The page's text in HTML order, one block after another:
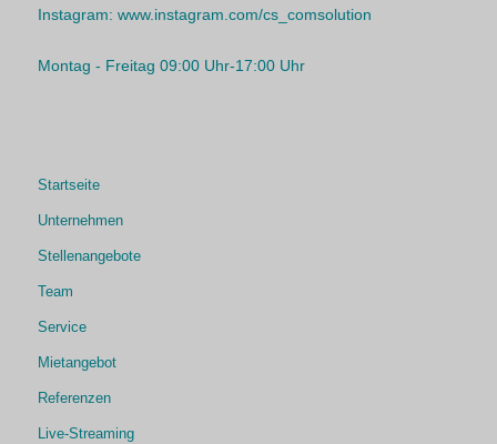
Instagram: www.instagram.com/cs_comsolution
Montag - Freitag 09:00 Uhr-17:00 Uhr
Startseite
Unternehmen
Stellenangebote
Team
Service
Mietangebot
Referenzen
Live-Streaming